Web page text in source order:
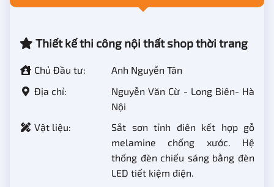
Thiết kế thi công nội thất shop thời trang
Chủ Đầu tư:
Anh Nguyễn Tân
Địa chỉ:
Nguyễn Văn Cừ - Long Biên- Hà
Nội
Vật liệu:
Sắt sơn tỉnh điên kết hợp gỗ
melamine chống xước. Hệ
thống đèn chiếu sáng bằng đèn
LED tiết kiệm điện.